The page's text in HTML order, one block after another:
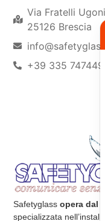
Safetyglassopera dal
specializzata
Via Fratelli
25126 Brescia
+39 335 7474495